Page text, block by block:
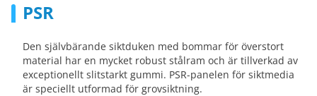
PSR
Den självbärande siktduken med bommar för överstort
material har en mycket robust stålram och är tillverkad av
exceptionellt slitstarkt gummi. PSR-panelen för siktmedia
är speciellt utformad för grovsiktning.